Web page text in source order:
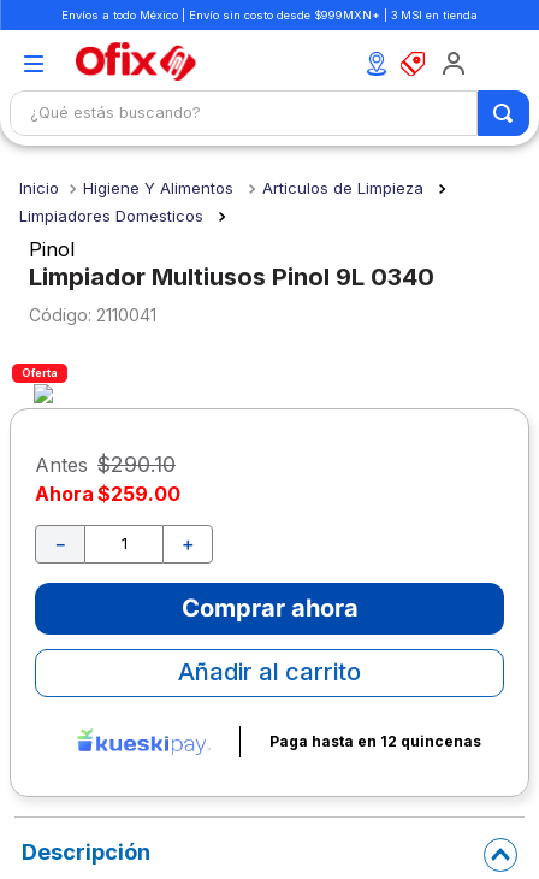
Envíos a todo México | Envío sin costo desde $999MXN* | 3 MSI en tienda
¿Qué estás buscando?
Higiene Y Alimentos
Articulos de Limpieza
Limpiadores Domesticos
Pinol
Limpiador Multiusos Pinol 9L 0340
: 2110041
Oferta
Antes $290.10
Ahora $259.00
＋
－
Comprar ahora
Añadir al carrito
Paga hasta en 12 quincenas
Descripción
1.
mochilas
2.
libretas
3.
cuaderno
4.
cuadernos
5.
6.
boligrafo
escritorio
8.
sacapuntas
9